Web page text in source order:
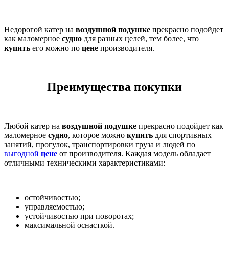
Недорогой катер на воздушной подушке прекрасно подойдет
как маломерное судно для разных целей, тем более, что
купить его можно по цене производителя.
Преимущества покупки
Любой катер на воздушной подушке прекрасно подойдет как
маломерное судно, которое можно купить для спортивных
занятий, прогулок, транспортировки груза и людей по
выгодной цене от производителя. Каждая модель обладает
отличными техническими характеристиками:
остойчивостью;
управляемостью;
устойчивостью при поворотах;
максимальной оснасткой.